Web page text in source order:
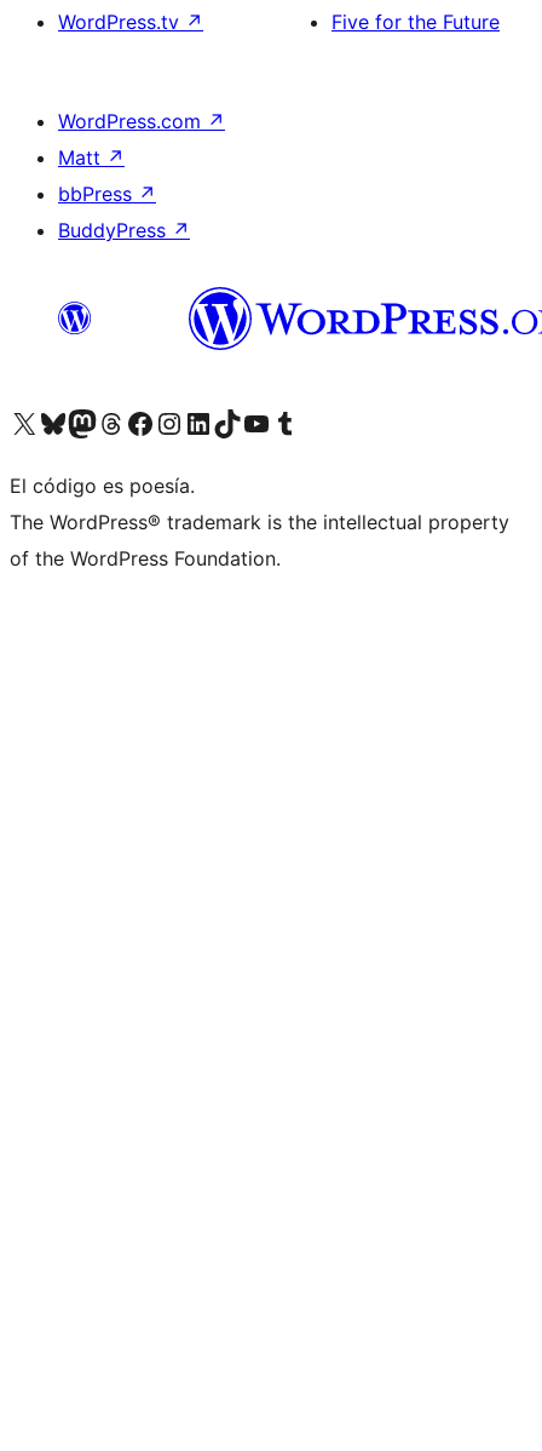
WordPress.tv ↗
Five for the Future
WordPress.com ↗
Matt ↗
bbPress ↗
BuddyPress ↗
Visita nuestra cuenta de X (anteriormente Twitter)
Visita nuestra cuenta de Bluesky
Visita nuestra cuenta de Mastodon
Visita nuestra cuenta de Threads
Visita nuestra página de Facebook
Visita nuestra cuenta de Instagram
Visita nuestra cuenta de LinkedIn
Visita nuestra cuenta de TikTok
Visita nuestro canal de YouTube
Visita nuestra cuenta de Tumblr
El código es poesía.
The WordPress® trademark is the intellectual property
of the WordPress Foundation.